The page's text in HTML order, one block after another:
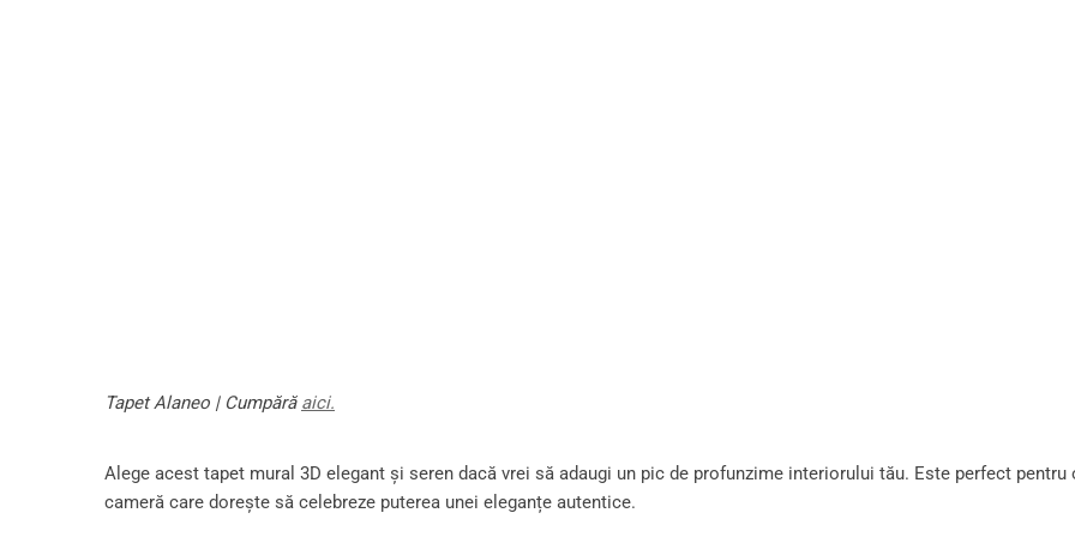
Tapet Alaneo | Cumpără aici.
Alege acest tapet mural 3D elegant și seren dacă vrei să adaugi un pic de profunzime interiorului tău. Este perfect pentru
cameră care dorește să celebreze puterea unei eleganțe autentice.